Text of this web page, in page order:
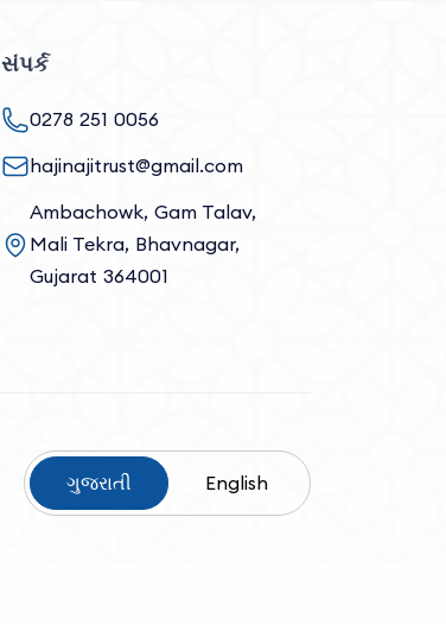
સંપર્ક
0278 251 0056
hajinajitrust@gmail.com
Ambachowk, Gam Talav,
Mali Tekra, Bhavnagar,
Gujarat 364001
ગુજરાતી English